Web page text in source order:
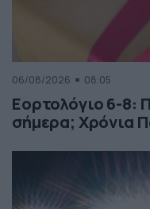
06/08/2026 08:05
Εορτολόγιο 6-8:
σήμερα; Χρόνια